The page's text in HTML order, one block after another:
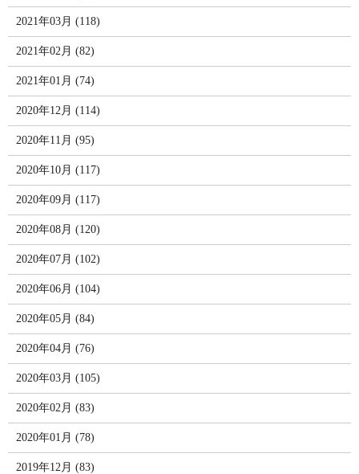
2021年03月 (118)
2021年02月 (82)
2021年01月 (74)
2020年12月 (114)
2020年11月 (95)
2020年10月 (117)
2020年09月 (117)
2020年08月 (120)
2020年07月 (102)
2020年06月 (104)
2020年05月 (84)
2020年04月 (76)
2020年03月 (105)
2020年02月 (83)
2020年01月 (78)
2019年12月 (83)